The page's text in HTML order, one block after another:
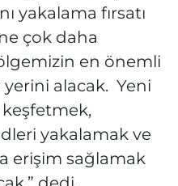
yakalama fırsatı
çok daha
en önemli
yerini alacak. Yeni
yakalamak ve
erişim sağlamak